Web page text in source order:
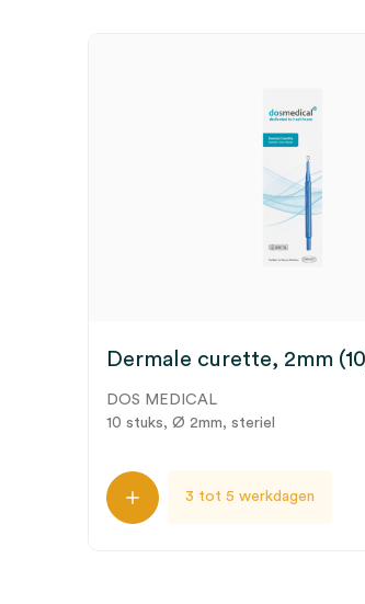
Dermale curette, 2mm
DOS MEDICAL
10 stuks, Ø 2mm, steriel
3 tot 5 werkdagen